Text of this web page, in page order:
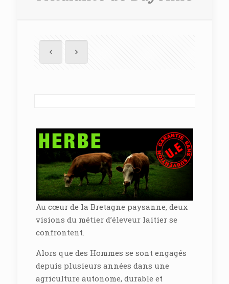
Au cœur de la Bretagne paysanne, deux
visions du métier d’éleveur laitier se
confrontent.
Alors que des Hommes se sont engagés
depuis plusieurs années dans une
agriculture autonome, durable et